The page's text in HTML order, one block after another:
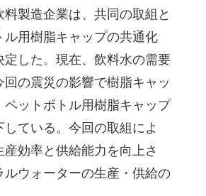
製造企業は、共同の取組と
ル用樹脂キャップの共通化
定した。現在、飲料水の需要
の震災の影響で樹脂キャッ
ットボトル用樹脂キャップ
ている。今回の取組によ
産効率と供給能力を向上さ
ウォーターの生産・供給の